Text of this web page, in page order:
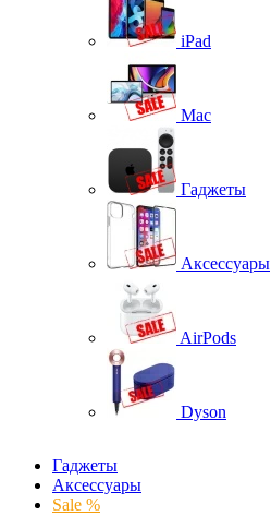
iPad
Mac
Гаджеты
Аксессуары
AirPods
Dyson
Гаджеты
Аксессуары
Sale %